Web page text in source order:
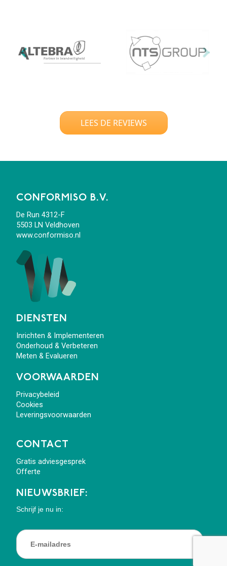
LEES DE REVIEWS
CONFORMISO B.V.
De Run 4312-F
5503 LN Veldhoven
www.conformiso.nl
DIENSTEN
Inrichten & Implementeren
Onderhoud & Verbeteren
Meten & Evalueren
VOORWAARDEN
Privacybeleid
Cookies
Leveringsvoorwaarden
CONTACT
Gratis adviesgesprek
Offerte
NIEUWSBRIEF:
Schrijf je nu in: